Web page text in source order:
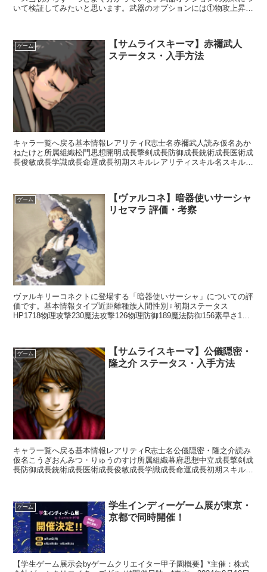
いて検証してみたいと思います。武器のオプションには①物攻上昇②
ゲーム
【サムライスキーマ】赤禰武人
ステータス・入手方法
キャラ一覧へ戻る基本情報レアリティR志士名赤禰武人読み仮名あか
ねたけと所属組織松門思想開明成長撃剣成長防御成長銃術成長医術成
長俊敏成長学識成長命運成長初期スキルレアリティスキル名スキル効
ゲーム
【ヴァルコネ】暗器使いサーシャ
リセマラ 評価・考察
ヴァルキリーコネクトに登場する「暗器使いサーシャ」についての評
価です。基本情報タイプ近距離種族人間性別♀初期ステータス
HP1718物理攻撃230魔法攻撃126物理防御189魔法防御156素早さ154
ゲーム
【サムライスキーマ】公儀隠密・
隆之介 ステータス・入手方法
キャラ一覧へ戻る基本情報レアリティR志士名公儀隠密・隆之介読み
仮名こうぎおんみつ・りゅうのすけ所属組織幕府思想中立成長撃剣成
長防御成長銃術成長医術成長俊敏成長学識成長命運成長初期スキルレ
ゲーム
学生インディーゲーム展が東京・
京都で同時開催！
【学生ゲーム展示会byゲームクリエイター甲子園概要】*主催：株式